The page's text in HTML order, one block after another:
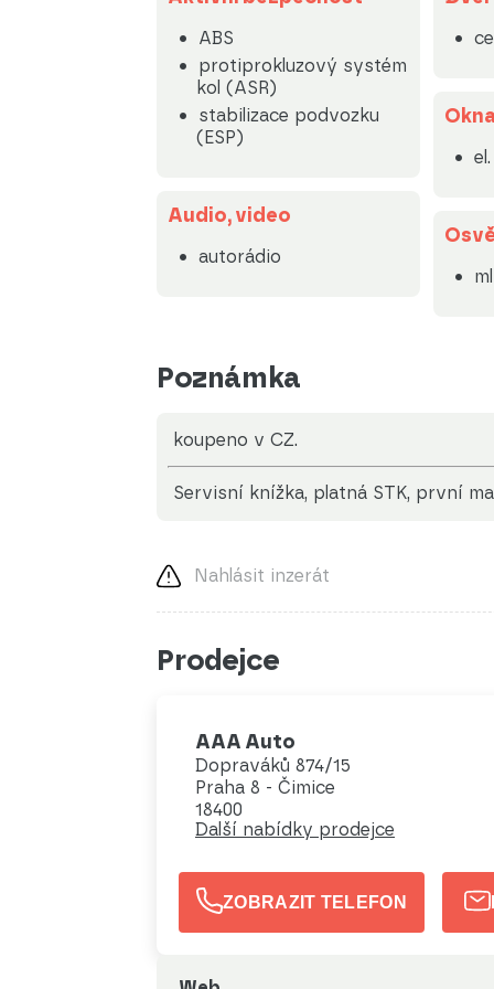
ABS
protiprokluzový systém
kol (ASR)
stabilizace podvozku
(ESP)
Audio, video
autorádio
Okna
Poznámka
koupeno v CZ.
servisní knížka, platná STK, první
Nahlásit inzerát
Prodejce
AAA Auto
Dopraváků 874/15
Praha 8 - Čimice
18400
Další nabídky prodejce
ZOBRAZIT TELEFON